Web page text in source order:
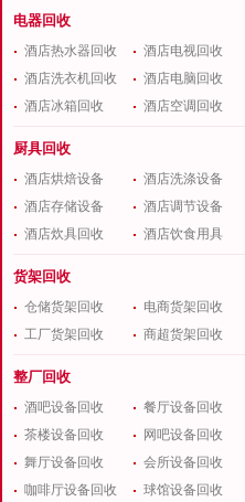
电器回收
酒店热水器回收
酒店电视回收
酒店洗衣机回收
酒店电脑回收
酒店冰箱回收
酒店空调回收
厨具回收
酒店烘焙设备
酒店洗涤设备
酒店存储设备
酒店调节设备
酒店炊具回收
酒店饮食用具
货架回收
仓储货架回收
电商货架回收
工厂货架回收
商超货架回收
整厂回收
酒吧设备回收
餐厅设备回收
茶楼设备回收
网吧设备回收
舞厅设备回收
会所设备回收
咖啡厅设备回收
球馆设备回收